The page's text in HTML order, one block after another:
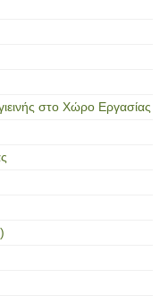
στο Χώρο Εργασίας